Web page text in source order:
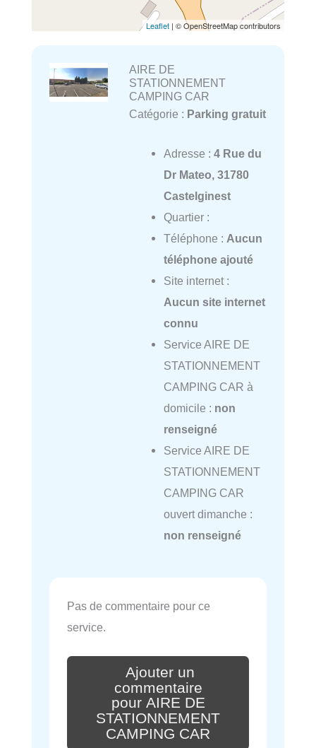
Leaflet | © OpenStreetMap contributors
AIRE DE
STATIONNEMENT
CAMPING CAR
Catégorie : Parking gratuit
Adresse : 4 Rue du
Dr Mateo, 31780
Castelginest
Quartier :
Téléphone : Aucun
téléphone ajouté
Site internet :
Aucun site internet
connu
Service AIRE DE
STATIONNEMENT
CAMPING CAR à
domicile : non
renseigné
Service AIRE DE
STATIONNEMENT
CAMPING CAR
ouvert dimanche :
non renseigné
Pas de commentaire pour ce
service.
Ajouter un
commentaire
pour AIRE DE
STATIONNEMENT
CAMPING CAR